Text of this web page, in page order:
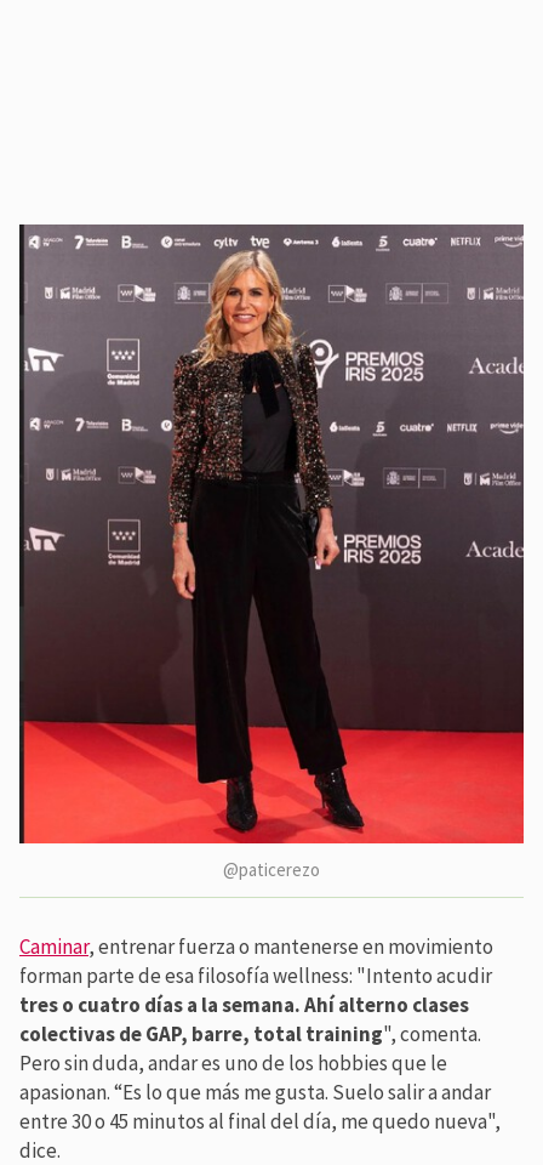
@paticerezo
Caminar, entrenar fuerza o mantenerse en movimiento
forman parte de esa filosofía wellness: "Intento acudir
tres o cuatro días a la semana. Ahí alterno clases
colectivas de GAP, barre, total training", comenta.
Pero sin duda, andar es uno de los hobbies que le
apasionan. “Es lo que más me gusta. Suelo salir a andar
entre 30 o 45 minutos al final del día, me quedo nueva",
dice.